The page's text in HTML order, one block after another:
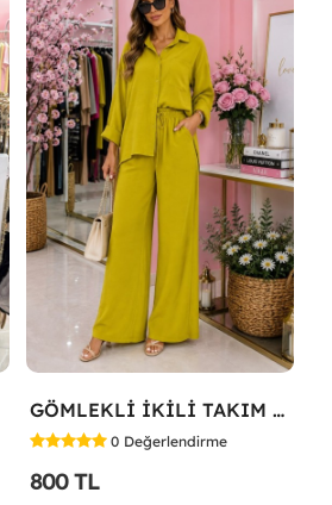
GÖMLEKLİ İKİLİ TAKIM Yağ Yeşili
0 Değerlendirme
800 TL